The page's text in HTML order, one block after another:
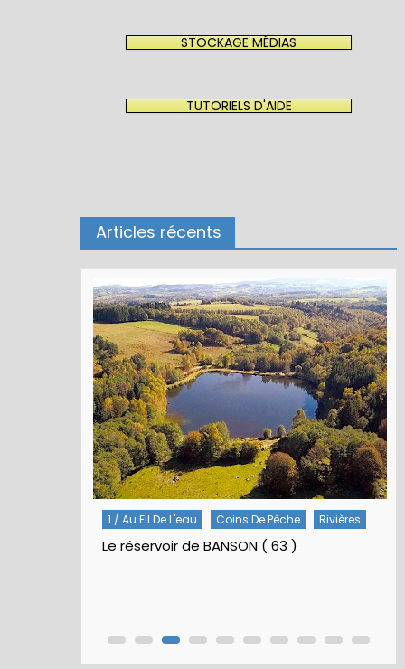
STOCKAGE MÉDIAS
TUTORIELS D'AIDE
Articles récents
5 / Fiches Montage Artificielles